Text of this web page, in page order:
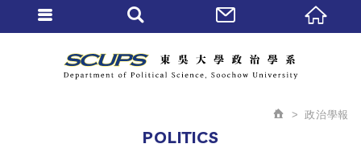
政治學報
POLITICS